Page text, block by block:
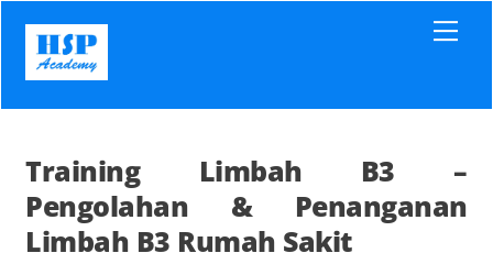
content
Training Limbah B3 –
Pengolahan & Penanganan
Limbah B3 Rumah Sakit